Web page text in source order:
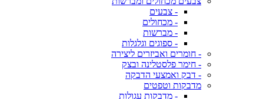
- צבעים
- מכחולים
- מברשות
- ספוגים וגלגלות
- חומרים ואביזרים ליצירה
- חימר פלסטלינה ובצק
- דבק ואמצעי הדבקה
מדבקות וטפטים
- מדבקות עגולות